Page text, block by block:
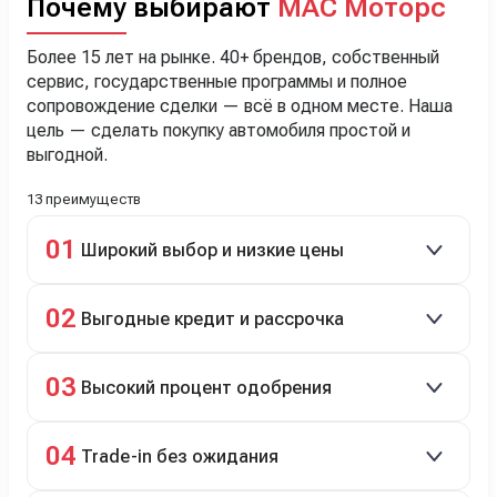
Почему выбирают МАС Моторс
Более 15 лет на рынке. 40+ брендов, собственный
сервис, государственные программы и полное
сопровождение сделки — всё в одном месте. Наша
цель — сделать покупку автомобиля простой и
выгодной.
13 преимуществ
01 Широкий выбор и низкие цены
подержанные авто.
02 Выгодные кредит и рассрочка
рассрочка 0% на 2 года при первом взносе 35–50%.
03 Высокий процент одобрения
04 Trade-in без ожидания